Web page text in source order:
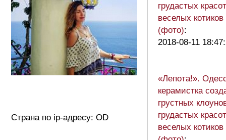
Страна по ip-адресу: OD
грудастых
веселых котиков
(фото):
2018-08-11
«Лепота!».
керамистка
грустных
грудастых
веселых котиков